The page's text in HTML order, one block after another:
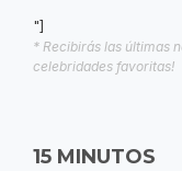
"]
* Recibirás las últimas
celebridades favoritas!
15 MINUTOS